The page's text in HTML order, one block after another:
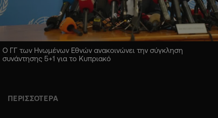
Ο ΓΓ των Ηνωμένων Εθνών ανακοινώνει την σύγκληση
συνάντησης 5+1 για το Κυπριακό
ΠΕΡΙΣΣΟΤΕΡΑ